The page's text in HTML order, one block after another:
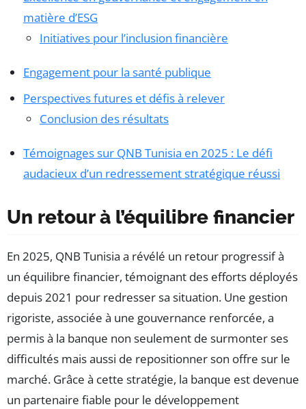
matière d’ESG
Initiatives pour l’inclusion financière
Engagement pour la santé publique
Perspectives futures et défis à relever
Conclusion des résultats
Témoignages sur QNB Tunisia en 2025 : Le défi
audacieux d’un redressement stratégique réussi
Un retour à l’équilibre financier
En 2025, QNB Tunisia a révélé un retour progressif à
un équilibre financier, témoignant des efforts déployés
depuis 2021 pour redresser sa situation. Une gestion
rigoriste, associée à une gouvernance renforcée, a
permis à la banque non seulement de surmonter ses
difficultés mais aussi de repositionner son offre sur le
marché. Grâce à cette stratégie, la banque est devenue
un partenaire fiable pour le développement